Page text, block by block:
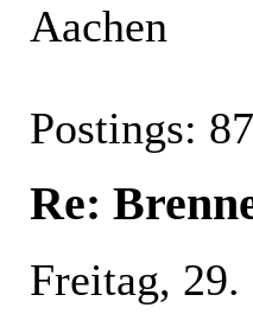
Aachen
Postings:
Re:
Freitag, 29.